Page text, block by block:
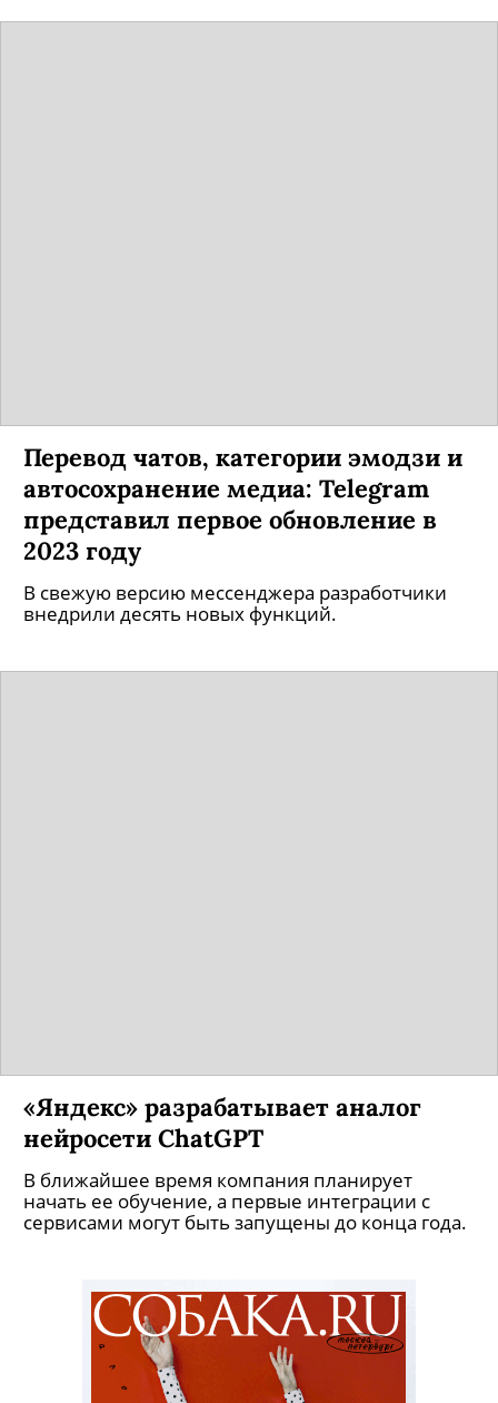
Перевод чатов, категории эмодзи и
автосохранение медиа: Telegram
представил первое обновление в
2023 году
В свежую версию мессенджера разработчики
внедрили десять новых функций.
«Яндекс» разрабатывает аналог
нейросети ChatGPT
В ближайшее время компания планирует
начать ее обучение, а первые интеграции с
сервисами могут быть запущены до конца года.